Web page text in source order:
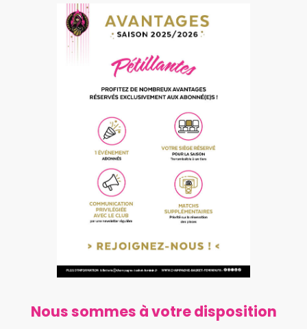
Nous sommes à votre disposition